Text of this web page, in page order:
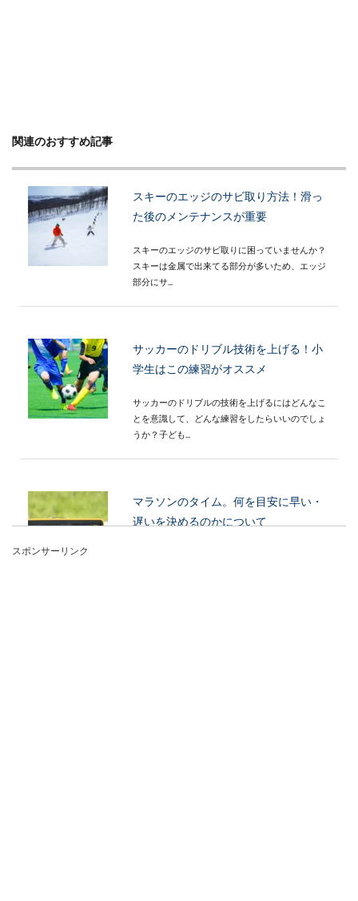
関連のおすすめ記事
スキーのエッジのサビ取り方法！滑っ
た後のメンテナンスが重要
スキーのエッジのサビ取りに困っていませんか？
スキーは金属で出来てる部分が多いため、エッジ
部分にサ...
サッカーのドリブル技術を上げる！小
学生はこの練習がオススメ
サッカーのドリブルの技術を上げるにはどんなこ
とを意識して、どんな練習をしたらいいのでしょ
うか？子ども...
マラソンのタイム。何を目安に早い・
遅いを決めるのかについて
スポンサーリンク